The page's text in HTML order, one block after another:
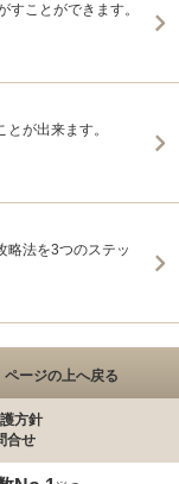
ことができます。
が出来ます。
略法を3つのステッ
ページの上へ戻る
方針
合せ